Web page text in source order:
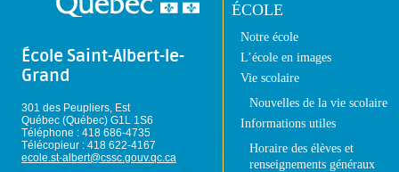
École Saint-Albert-le-
Grand
301 des Peupliers, Est
Québec (Québec) G1L 1S6
Téléphone : 418 686-4735
Télécopieur : 418 622-4167
ecole.st-albert@cssc.gouv.qc.ca
ÉCOLE
Notre école
L’école en images
Vie scolaire
Nouvelles de la vie scolaire
Informations utiles
Horaire des élèves et
renseignements généraux